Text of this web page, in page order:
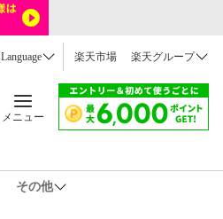
Language 楽天市場 楽天グループ
メニュー
その他